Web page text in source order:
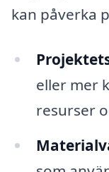
kan påverka
eller mer
resurser